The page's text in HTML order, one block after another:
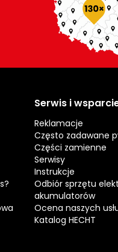
Serwis i
Reklamacje
Często zadawane
Części zamienne
Serwisy
Instrukcje
Odbiór sprzętu
akumulatorów
Ocena naszych
Katalog HECHT